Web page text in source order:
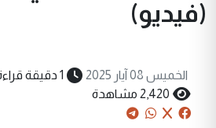
(فيديو)
الخميس 08 آيار 2025 1 دقيقة قراءة
2,420 مشاهدة